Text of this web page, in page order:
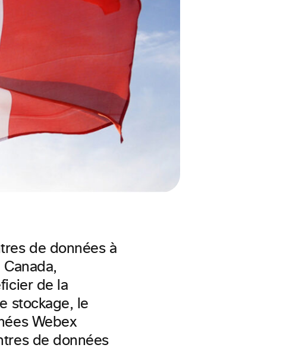
de données à
de la
stockage, le
Webex
de données